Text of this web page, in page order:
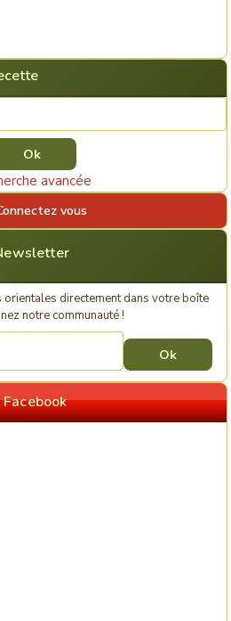
avancée
vous
orientales directement dans votre boîte
notre communauté !